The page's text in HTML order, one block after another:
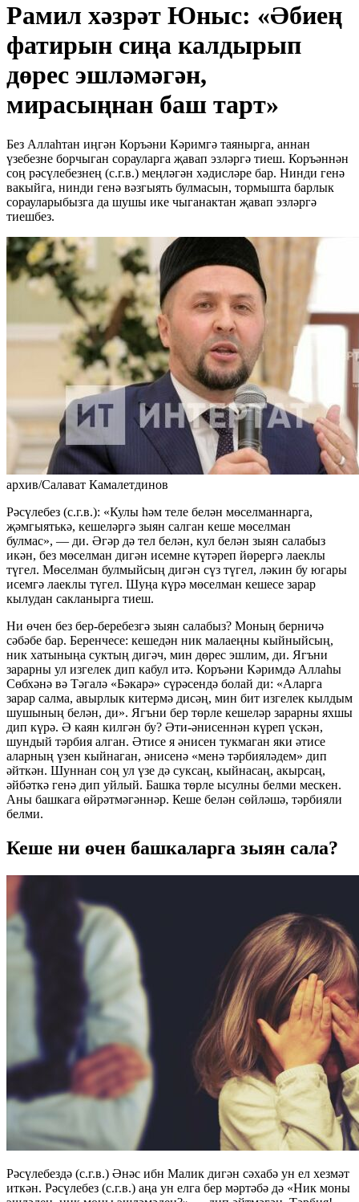
Рамил хәзрәт Юныс: «Әбиең
фатирын сиңа калдырып
дөрес эшләмәгән,
мирасыңнан баш тарт»
Без Аллаһтан иңгән Коръәни Кәримгә таянырга, аннан
үзебезне борчыган сорауларга җавап эзләргә тиеш. Коръәннән
соң рәсүлебезнең (с.г.в.) меңләгән хәдисләре бар. Нинди генә
вакыйга, нинди генә вәзгыять булмасын, тормышта барлык
сорауларыбызга да шушы ике чыганактан җавап эзләргә
тиешбез.
архив/Салават Камалетдинов
Рәсүлебез (с.г.в.): «Кулы һәм теле белән мөселманнарга,
җәмгыятькә, кешеләргә зыян салган кеше мөселман
булмас», — ди. Әгәр дә тел белән, кул белән зыян салабыз
икән, без мөселман дигән исемне күтәреп йөрергә лаеклы
түгел. Мөселман булмыйсың дигән сүз түгел, ләкин бу югары
исемгә лаеклы түгел. Шуңа күрә мөселман кешесе зарар
кылудан сакланырга тиеш.
Ни өчен без бер-беребезгә зыян салабыз? Моның берничә
сәбәбе бар. Беренчесе: кешедән ник малаеңны кыйныйсың,
ник хатыныңа суктың дигәч, мин дөрес эшлим, ди. Ягъни
зарарны ул изгелек дип кабул итә. Коръәни Кәримдә Аллаһы
Сөбхәнә вә Тәгалә «Бәкарә» сүрәсендә болай ди: «Аларга
зарар салма, авырлык китермә дисәң, мин бит изгелек кылдым
шушының белән, ди». Ягъни бер төрле кешеләр зарарны яхшы
дип күрә. Ә каян килгән бу? Әти-әнисеннән күреп үскән,
шундый тәрбия алган. Әтисе я әнисен тукмаган яки әтисе
аларның үзен кыйнаган, әнисенә «менә тәрбияләдем» дип
әйткән. Шуннан соң ул үзе дә суксаң, кыйнасаң, акырсаң,
әйбәткә генә дип уйлый. Башка төрле ысулны белми мескен.
Аны башкага өйрәтмәгәннәр. Кеше белән сөйләшә, тәрбияли
белми.
Кеше ни өчен башкаларга зыян сала?
Рәсүлебездә (с.г.в.) Әнәс ибн Малик дигән сәхабә ун ел хезмәт
иткән. Рәсүлебез (с.г.в.) аңа ун елга бер мәртәбә дә «Ник моны